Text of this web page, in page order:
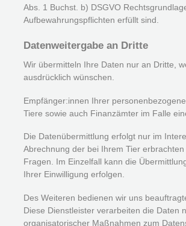
Abs. 1 Buchst. b) DSGVO
Aufbewahrungspflichten erfüllt sind.
Datenweitergabe an Dritte
Wir übermitteln Ihre Daten nur an Dritte,
ausdrücklich wünschen.
Empfänger:innen Ihrer
Tiere sowie auch Finanzämter im Falle
Die Datenübermittlung erfolgt nur im
Abrechnung der bei Ihrem Tier
Fragen. Im Einzelfall kann die
Ihrer Einwilligung erfolgen.
Des Weiteren bedienen wir uns
Diese Dienstleister verarbeiten die Daten
organisatorischer Maßnahmen zum